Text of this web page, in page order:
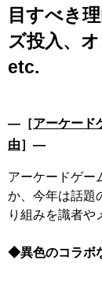
目すべき
ズ投入、
etc.
―［アーケード
由］―
アーケードゲー
か、今年は話題
り組みを識者や
◆異色のコラボ